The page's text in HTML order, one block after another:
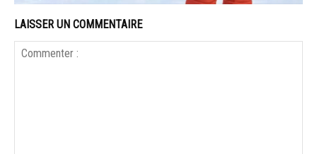
LAISSER UN COMMENTAIRE